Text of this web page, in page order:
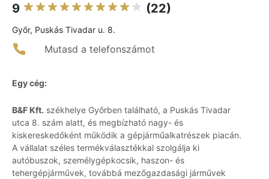
9 (22)
Győr, Puskás Tivadar u. 8.
Mutasd a telefonszámot
Egy cég:
B&F Kft. székhelye Győrben található, a Puskás Tivadar
utca 8. szám alatt, és megbízható nagy- és
kiskereskedőként működik a gépjárműalkatrészek piacán.
A vállalat széles termékválasztékkal szolgálja ki
autóbuszok, személygépkocsik, haszon- és
tehergépjárművek, továbbá mezőgazdasági járművek